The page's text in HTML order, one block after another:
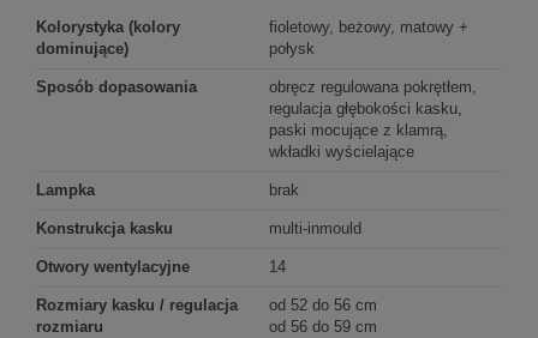
Kolorystyka (kolory
dominujące)
fioletowy, beżowy, matowy +
połysk
Sposób dopasowania
obręcz regulowana pokrętłem,
regulacja głębokości kasku,
paski mocujące z klamrą,
wkładki wyścielające
Lampka brak
Konstrukcja kasku multi-inmould
Otwory wentylacyjne 14
Rozmiary kasku / regulacja
rozmiaru
od 52 do 56 cm
od 56 do 59 cm